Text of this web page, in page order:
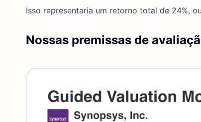
Isso representaria um retorno total de 24%,
Nossas premissas de